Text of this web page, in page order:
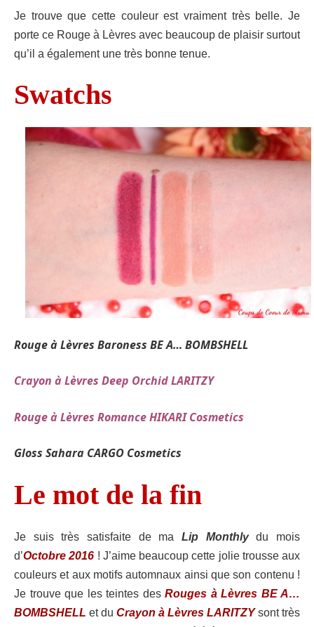
Je trouve que cette couleur est vraiment très belle. Je
porte ce Rouge à Lèvres avec beaucoup de plaisir surtout
qu’il a également une très bonne tenue.
Swatchs
Rouge à Lèvres Baroness BE A… BOMBSHELL
Crayon à Lèvres Deep Orchid LARITZY
Rouge à Lèvres Romance HIKARI Cosmetics
Gloss Sahara CARGO Cosmetics
Le mot de la fin
Je suis très satisfaite de ma Lip Monthlydu mois
d’Octobre 2016 ! J’aime beaucoup cette jolie trousse aux
couleurs et aux motifs automnaux ainsi que son contenu !
Je trouve que les teintes des Rouges à Lèvres BE A…
BOMBSHELL et du Crayon à Lèvres LARITZYsont très